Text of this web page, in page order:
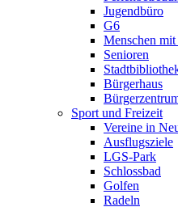
Jugendbüro
G6
Menschen
Senioren
Bürgerhaus
Sport und Freizeit
Vereine in
Ausflugsziele
LGS-Park
Schlossbad
Golfen
Radeln